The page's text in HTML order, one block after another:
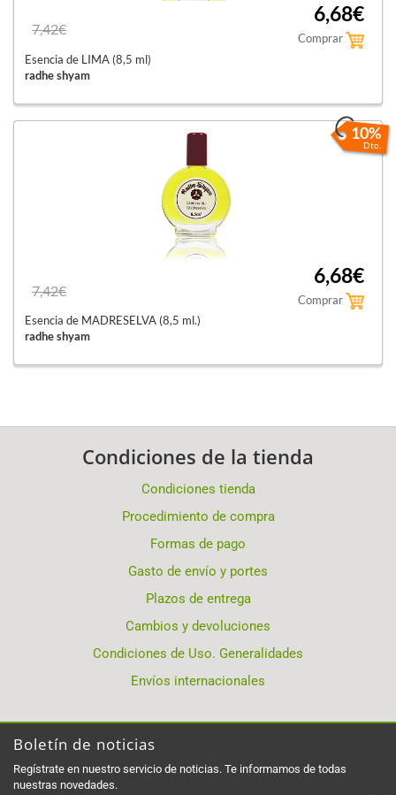
7,42€
6,68€
Comprar
Esencia de LIMA (8,5 ml)
radhe shyam
10%
Dto.
7,42€
6,68€
Comprar
Esencia de MADRESELVA (8,5 ml.)
radhe shyam
Condiciones de la tienda
Condiciones tienda
Procedimiento de compra
Formas de pago
Gasto de envío y portes
Plazos de entrega
Cambios y devoluciones
Condiciones de Uso. Generalidades
Envíos internacionales
Boletín de noticias
Regístrate en nuestro servicio de noticias. Te informamos de todas
nuestras novedades.